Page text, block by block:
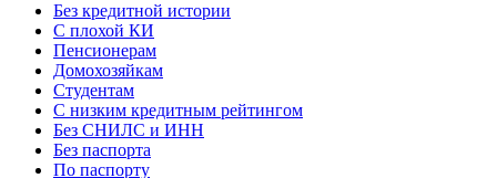
Без кредитной истории
С плохой КИ
Пенсионерам
Домохозяйкам
Студентам
С низким кредитным рейтингом
Без СНИЛС и ИНН
Без паспорта
По паспорту